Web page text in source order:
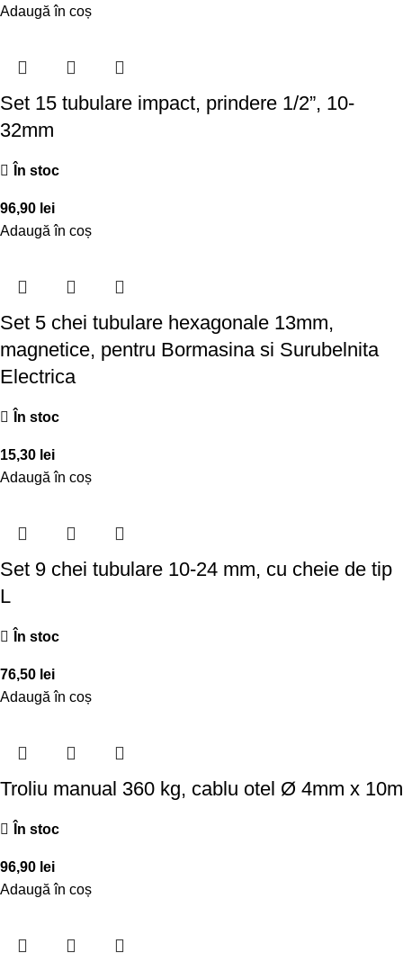
Adaugă în coș
Set 15 tubulare impact, prindere 1/2”, 10-
32mm
În stoc
96,90 lei
Adaugă în coș
Set 5 chei tubulare hexagonale 13mm,
magnetice, pentru Bormasina si Surubelnita
Electrica
În stoc
15,30 lei
Adaugă în coș
Set 9 chei tubulare 10-24 mm, cu cheie de tip
L
În stoc
76,50 lei
Adaugă în coș
Troliu manual 360 kg, cablu otel Ø 4mm x 10m
În stoc
96,90 lei
Adaugă în coș